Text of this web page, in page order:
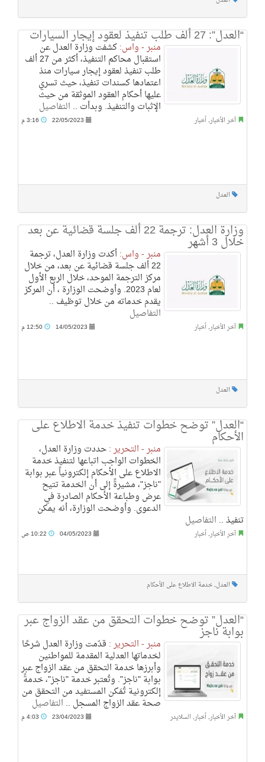
“العدل”: 27 ألف طلب تنفيذ لعقود إيجار السيارات
منبر - واس:كشفت وزارة العدل عن
استقبال محاكم التنفيذ، أكثر من 27 ألف
طلب تنفيذ لعقود إيجار سيارات منذ
اعتمادها كسندات تنفيذ، حيث تسري
عليها أحكام العقود الموثقة من حيث
الإثبات والتنفيذ. وبدأت .. التفاصيل
آخر الأخبار, أخبار 22/05/2023
العدل
وزارة العدل: ترجمة 22 ألف جلسة قضائية عن بعد
خلال 3 أشهر
منبر - واس:أكدت وزارة العدل، ترجمة
22 ألف جلسة قضائية عن بعد، من خلال
مركز الترجمة الموحد، خلال الربع الأول
لعام 2023. وأوضحت الوزارة ، أن المركز
يقدم خدماته من خلال توظيف ..
التفاصيل
آخر الأخبار, أخبار 14/05/2023
العدل
“العدل” توضح خطوات تنفيذ خدمة الاطلاع على
الأحكام
منبر - التحرير :حددت وزارة العدل،
الخطوات الواجب اتباعها لتنفيذ خدمة
الاطلاع على الأحكام إلكترونياً عبر بوابة
"ناجز"، مشيرةً إلى أن الخدمة تتيح
عرض وطباعة الأحكام الصادرة في
الدعوى. وأوضحت الوزارة، أنه يمكن
تنفيذ .. التفاصيل
آخر الأخبار, أخبار 04/05/2023
العدل, خدمة الاطلاع على الأحكام
“العدل” توضح خطوات التحقق من عقد الزواج عبر
بوابة ناجز
منبر - التحرير : قدّمت وزارة العدل شرحًا
لخدماتها العدلية المقدمة للمواطنين
وأبرزها خدمة التحقق من عقد الزواج عبر
بوابة "ناجز". وتُعتبر خدمة "ناجز"، خدمةً
إلكترونية تُمَكن المستفيد من التحقق من
صحة عقد الزواج المسجل .. التفاصيل
آخر الأخبار, أخبار, السلايدر 23/04/2023